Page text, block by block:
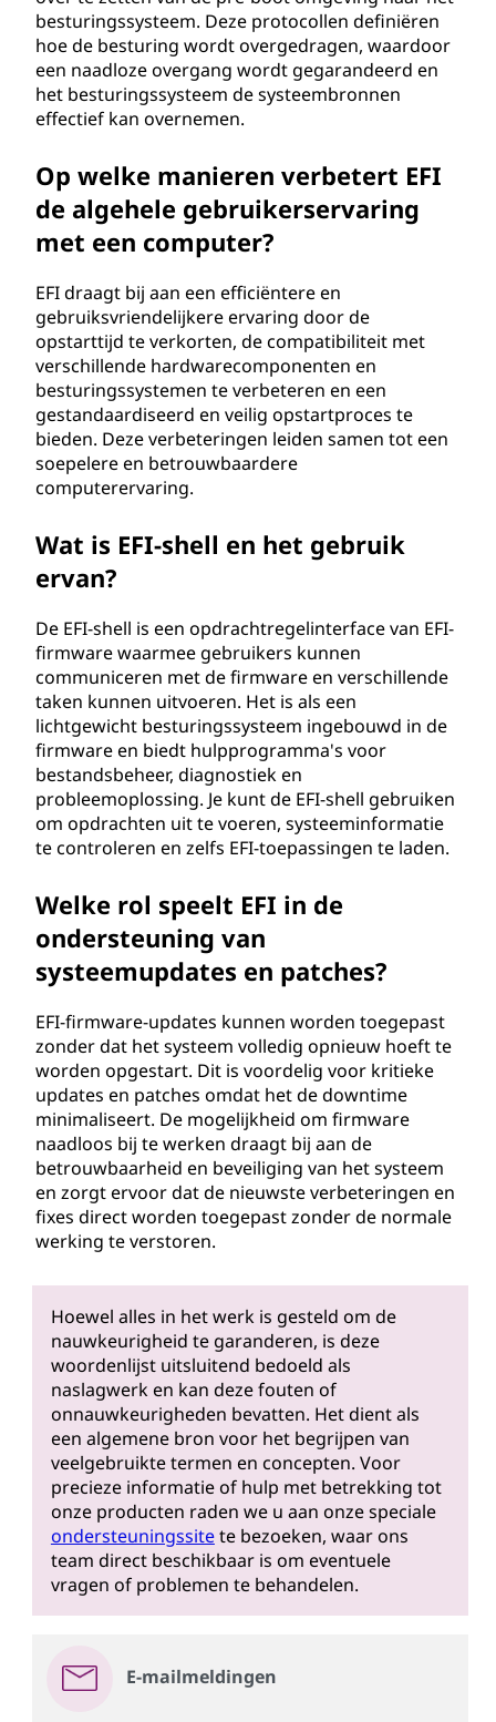
besturingssysteem. Deze protocollen definiëren
hoe de besturing wordt overgedragen, waardoor
een naadloze overgang wordt gegarandeerd en
het besturingssysteem de systeembronnen
effectief kan overnemen.
Op welke manieren verbetert EFI
de algehele gebruikerservaring
met een computer?
EFI draagt bij aan een efficiëntere en
gebruiksvriendelijkere ervaring door de
opstarttijd te verkorten, de compatibiliteit met
verschillende hardwarecomponenten en
besturingssystemen te verbeteren en een
gestandaardiseerd en veilig opstartproces te
bieden. Deze verbeteringen leiden samen tot een
soepelere en betrouwbaardere
computerervaring.
Wat is EFI-shell en het gebruik
ervan?
De EFI-shell is een opdrachtregelinterface van EFI-
firmware waarmee gebruikers kunnen
communiceren met de firmware en verschillende
taken kunnen uitvoeren. Het is als een
lichtgewicht besturingssysteem ingebouwd in de
firmware en biedt hulpprogramma's voor
bestandsbeheer, diagnostiek en
probleemoplossing. Je kunt de EFI-shell gebruiken
om opdrachten uit te voeren, systeeminformatie
te controleren en zelfs EFI-toepassingen te laden.
Welke rol speelt EFI in de
ondersteuning van
systeemupdates en patches?
EFI-firmware-updates kunnen worden toegepast
zonder dat het systeem volledig opnieuw hoeft te
worden opgestart. Dit is voordelig voor kritieke
updates en patches omdat het de downtime
minimaliseert. De mogelijkheid om firmware
naadloos bij te werken draagt bij aan de
betrouwbaarheid en beveiliging van het systeem
en zorgt ervoor dat de nieuwste verbeteringen en
fixes direct worden toegepast zonder de normale
werking te verstoren.
Hoewel alles in het werk is gesteld om de
nauwkeurigheid te garanderen, is deze
woordenlijst uitsluitend bedoeld als
naslagwerk en kan deze fouten of
onnauwkeurigheden bevatten. Het dient als
een algemene bron voor het begrijpen van
veelgebruikte termen en concepten. Voor
precieze informatie of hulp met betrekking tot
onze producten raden we u aan onze speciale
ondersteuningssitete bezoeken, waar ons
team direct beschikbaar is om eventuele
vragen of problemen te behandelen.
E-mailmeldingen